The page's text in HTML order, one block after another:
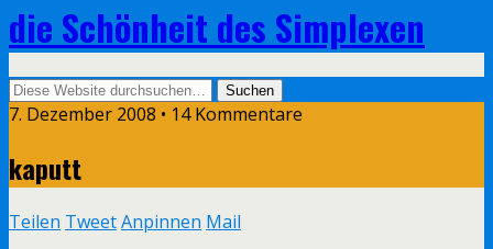
die Schönheit des Simplexen
7. Dezember 2008 • 14 Kommentare
kaputt
Teilen TweetAnpinnen Mail